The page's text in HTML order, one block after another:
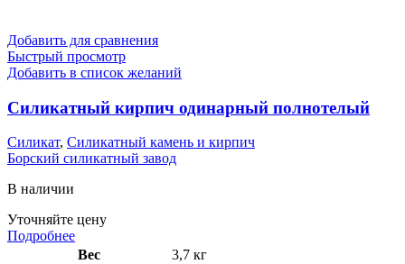
Добавить для сравнения
Быстрый просмотр
Добавить в список желаний
Силикатный кирпич одинарный полнотелый
Силикат, Силикатный камень и кирпич
Борский силикатный завод
В наличии
Уточняйте цену
Подробнее
Вес
3,7 кг